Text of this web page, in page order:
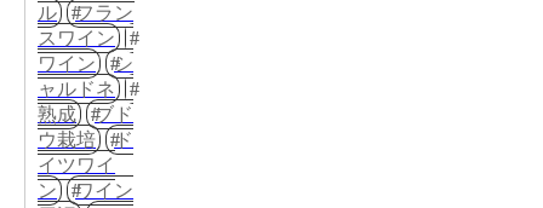
ル
フラン
スワイン
ワイン
シ
ャルドネ
熟成
ブド
ウ栽培
ド
イツワイ
ン
ワイン